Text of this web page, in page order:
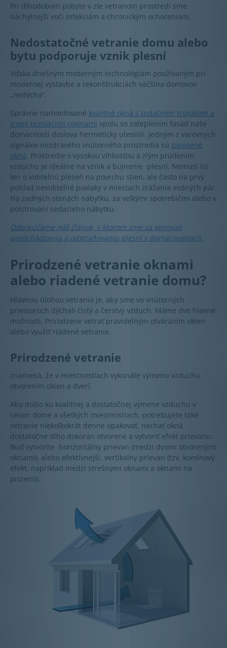
Pri dlhodobom pobyte v zle vetranom prostredí sme
náchylnejší voči infekciám a chronickým ochoreniam.
Nedostatočné vetranie domu alebo
bytu podporuje vznik plesní
Vďaka dnešným moderným technológiám používaným pri
modernej výstavbe a rekonštrukciách väčšina domovov
„nedýcha“.
Správne namontované kvalitné okná s izolačným trojsklom a
tromi tesniacimi rovinami spolu so zateplením fasád naše
domácnosti doslova hermeticky utesnili. Jedným z varovných
signálov nezdravého vnútorného prostredia sú zarosené
okná. Prostredie s vysokou vlhkosťou a zlým prúdením
vzduchu je ideálne na vznik a bujnenie plesní. Nemusí ísť
len o viditeľnú pleseň na povrchu stien, ale často na prvý
pohľad neviditeľné povlaky v miestach zrážania vodných pár.
Na zadných stenách nábytku, za veľkými spotrebičmi alebo v
polstrovaní sedacieho nábytku.
Odporúčame náš článok, v ktorom sme sa venovali
predchádzaniu a odstraňovaniu plesní v domácnostiach.
Prirodzené vetranie oknami
alebo riadené vetranie domu?
Hlavnou úlohou vetrania je, aby sme vo vnútorných
priestoroch dýchali čistý a čerstvý vzduch. Máme dve hlavné
možnosti. Prirodzene vetrať pravidelným otváraním okien
alebo využiť riadené vetranie.
Prirodzené vetranie
znamená, že v miestnostiach vykonáte výmenu vzduchu
otvorením okien a dverí.
Aby došlo ku kvalitnej a dostatočnej výmene vzduchu v
celom dome a všetkých miestnostiach, potrebujete také
vetranie niekoľkokrát denne opakovať, nechať okná
dostatočne dlho dokorán otvorené a vytvoriť efekt prievanu.
Buď vytvoríte horizontálny prievan (medzi dvomi otvorenými
oknami), alebo efektívnejší, vertikálny prievan (tzv. komínový
efekt, napríklad medzi strešnými oknami a oknami na
prízemí).